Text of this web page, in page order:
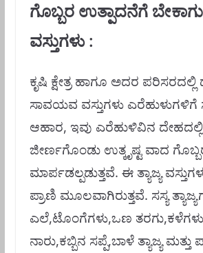
ಗೊಬ್ಬರ ಉತ್ಪಾದನೆಗೆ
ವಸ್ತುಗಳು :
ಕೃಷಿ ಕ್ಷೇತ್ರ ಹಾಗೂ ಅದರ
ಸಾವಯವ ವಸ್ತುಗಳು ಎರೆಹುಳುಗಳಿಗೆ
ಆಹಾರ, ಇವು ಎರೆಹುಳಿವಿನ
ಜೀರ್ಣಗೊಂಡು ಉತ್ಕೃಷ್ಟ ವಾದ
ಮಾರ್ಪಡಲ್ಪಡುತ್ತವೆ. ಈ ತ್ಯಾಜ್ಯ
ಪ್ರಾಣಿ ಮೂಲವಾಗಿರುತ್ತವೆ. ಸಸ್ಯ
ಎಲೆ,ಟೊಂಗೆಗಳು,ಒಣ
ನಾರು,ಕಬ್ಬಿನ ಸಪ್ಪೆ,ಬಾಳೆ ತ್ಯಾಜ್ಯ ಮತ್ತು